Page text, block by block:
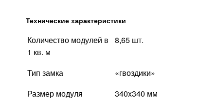
Технические характеристики
Количество модулей в
1 кв. м
8,65 шт.
Тип замка
«гвоздики»
Размер модуля
340x340 мм